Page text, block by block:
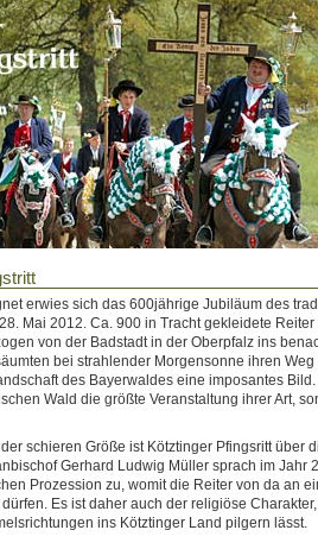
erwies sich das 600jährige Jubiläum des
Mai 2012. Ca. 900 in Tracht gekleidete Reiter
von der Badstadt in der Oberpfalz ins
bei strahlender Morgensonne ihren
des Bayerwaldes eine imposantes
Wald die größte Veranstaltung ihrer Art,
schieren Größe ist Kötztinger Pfingsritt über
Gerhard Ludwig Müller sprach im Jahr
Prozession zu, womit die Reiter von da an
Es ist daher auch der religiöse
ins Kötztinger Land pilgern lässt.